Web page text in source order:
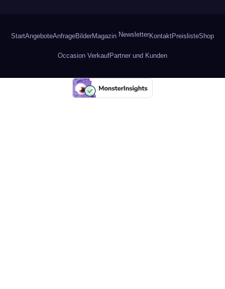
StartAngeboteAnfrageBilderMagazin NewsletterKontaktPreislisteShop
Occasion VerkaufPartner und Kunden